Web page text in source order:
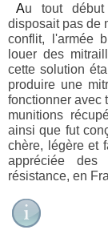
Au tout début de la guerre, la Grande-Bretagne ne
disposait pas de
conflit, l'armée
louer des
cette solution
produire une
fonctionner avec
munitions
ainsi que fut
chère, légère et
appréciée
résistance, en